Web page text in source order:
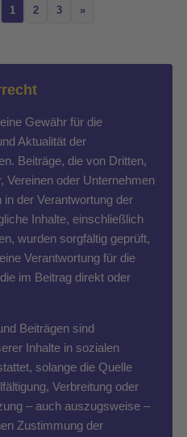
1 2 3 »
Gewähr für die
Aktualität der
Beiträge, die von Dritten,
Vereinen oder Unternehmen
der Verantwortung der
Inhalte, einschließlich
wurden sorgfältig geprüft,
Verantwortung für die
im Beitrag direkt oder
Beiträgen sind
Inhalte in sozialen
solange die Quelle
Verbreitung oder
– auch auszugsweise –
Zustimmung der